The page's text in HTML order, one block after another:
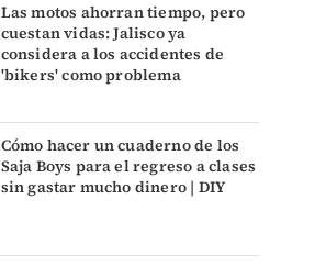
Las motos ahorran tiempo, pero
cuestan vidas: Jalisco ya
considera a los accidentes de
'bikers' como problema
Cómo hacer un cuaderno de los
Saja Boys para el regreso a clases
sin gastar mucho dinero | DIY